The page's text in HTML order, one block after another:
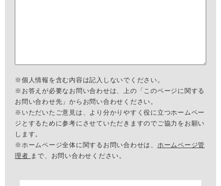
※個人情報を含む内容は記入しないでください。
※お答えが必要なお問い合わせは、上の「このページに関する
お問い合わせ先」からお問い合わせください。
※いただいたご意見は、より分かりやすく役に立つホームペー
ジとするために参考にさせていただきますのでご協力をお願い
します。
※ホームページ全体に関するお問い合わせは、 ホームページ管
理者 まで、お問い合わせください。